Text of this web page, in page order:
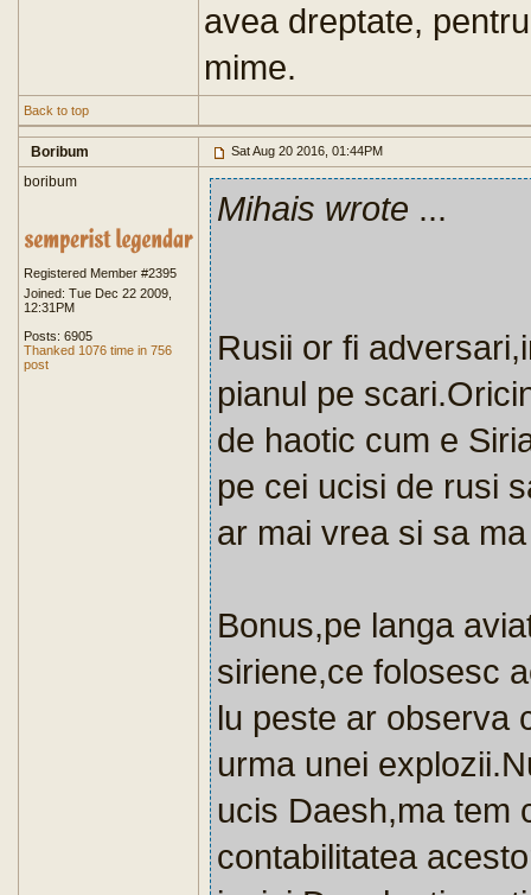
avea dreptate,
mime.
Back to top
Boribum Sat Aug 20 2016, 01:44PM
boribum
Registered Member #2395
Joined: Tue Dec 22 2009,
12:31PM
Posts: 6905
Thanked 1076 time in 756
post
Mihais wrote ...
Rusii or fi
pianul pe
de haotic cum e
pe cei ucisi de rusi
ar mai vrea si sa
Bonus,pe langa
siriene,ce folosesc
lu peste ar observa
urma unei
ucis Daesh,ma tem
contabilitatea